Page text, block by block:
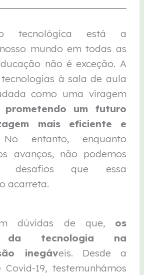
tecnológica está a
mundo em todas as
não é exceção. A
à sala de aula
como uma viragem
prometendo um futuro
mais eficiente e
entanto, enquanto
avanços, não podemos
desafios que essa
acarreta.
dúvidas de que, os
da tecnologia na
inegáveis. Desde a
19, testemunhámos